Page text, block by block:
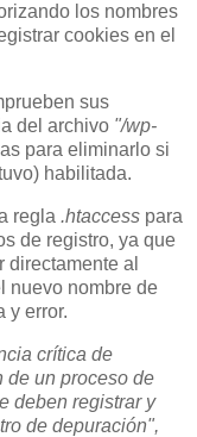
los nombres
cookies en el
sus
del archivo "/wp-
para eliminarlo si
habilitada.
regla .htaccess para
de registro, ya que
directamente al
nuevo nombre de
y error.
crítica de
de un proceso de
deben registrar y
de depuración",